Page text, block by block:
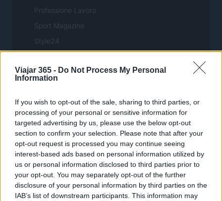
Viajar 365 - Do Not Process My Personal
Information
If you wish to opt-out of the sale, sharing to third parties, or
processing of your personal or sensitive information for
targeted advertising by us, please use the below opt-out
section to confirm your selection. Please note that after your
opt-out request is processed you may continue seeing
interest-based ads based on personal information utilized by
us or personal information disclosed to third parties prior to
your opt-out. You may separately opt-out of the further
disclosure of your personal information by third parties on the
IAB’s list of downstream participants. This information may
Professione Lavoro
Sport Magazine
Style24
Tuobenessere
Nonne Magazine
Milano Cortina
Luxury Club
Il Calcio Online
Professione mamma
World Music
Investimenti Magazine